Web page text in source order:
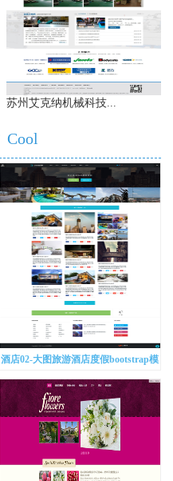
苏州艾克纳机械科技...
Cool
酒店02-大图旅游酒店度假bootstrap模
板